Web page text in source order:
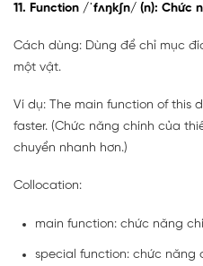
11. Function /ˈfʌŋkʃn/ (n): Chức
Cách dùng: Dùng để chỉ mục
một vật.
Ví dụ: The main function of this
faster. (Chức năng chính của
chuyển nhanh hơn.)
Collocation:
main function: chức năng
special function: chức năng